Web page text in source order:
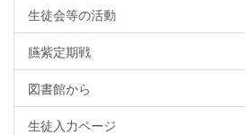
生徒会等の活動
臙紫定期戦
図書館から
生徒入力ページ